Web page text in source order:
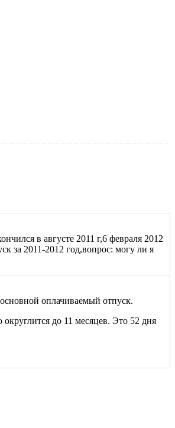
в августе 2011 г,6 февраля 2012
за 2011-2012 год,вопрос: могу ли я
оплачиваемый отпуск.
до 11 месяцев. Это 52 дня